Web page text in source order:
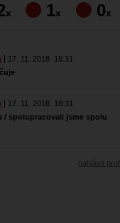
x 1x 0x
17. 11. 2018 18:31
17. 11. 2018 18:31
/ spolupracovali jsme spolu
nahlásit profil